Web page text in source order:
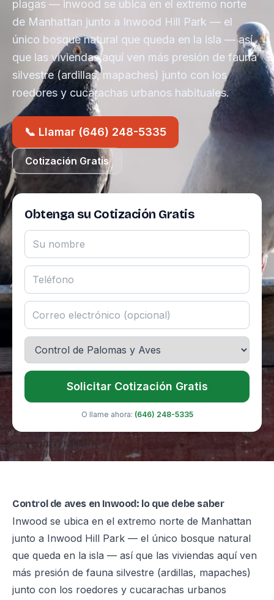
plagas — inwood se ubica en el extremo norte
de Manhattan junto a Inwood Hill Park — el
único bosque natural que queda en la isla — así
que las viviendas aquí ven más presión de fauna
silvestre (ardillas, mapaches) junto con los
roedores y cucarachas urbanos habituales.
📞 Llamar (646) 248-5335
Cotización Gratis
Obtenga su Cotización Gratis
Solicitar Cotización Gratis
O llame ahora: (646) 248-5335
Control de aves en Inwood: lo que debe saber
Inwood se ubica en el extremo norte de Manhattan
junto a Inwood Hill Park — el único bosque natural
que queda en la isla — así que las viviendas aquí ven
más presión de fauna silvestre (ardillas, mapaches)
junto con los roedores y cucarachas urbanos